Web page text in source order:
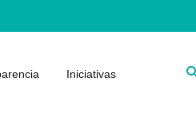
Iniciativas